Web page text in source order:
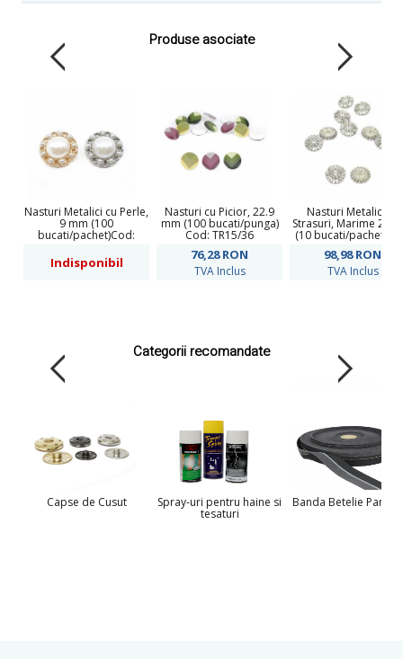
Produse asociate
Nasturi Metalici cu Perle,
9 mm (100
bucati/pachet)Cod:
Indisponibil
Nasturi cu Picior, 22.9
mm (100 bucati/punga)
Cod: TR15/36
76,28RON
TVA Inclus
Nasturi Metalici cu
Strasuri, Marime 25
(10 bucati/
98,98RON
TVA Inclus
Categorii recomandate
Capse de Cusut Spray-uri pentru haine si
tesaturi
Banda Betelie